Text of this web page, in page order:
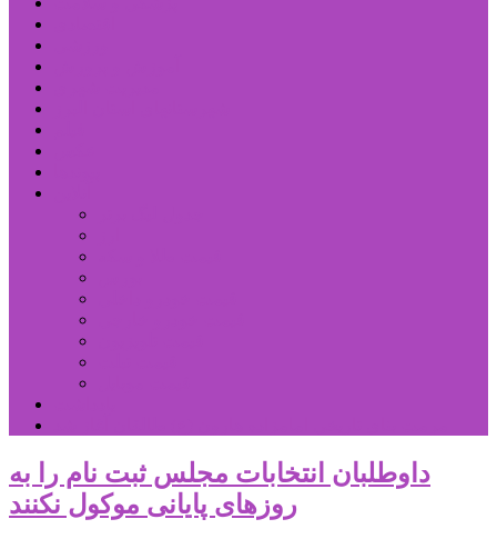
داوطلبان انتخابات مجلس ثبت نام را به
روزهای پایانی موکول نکنند